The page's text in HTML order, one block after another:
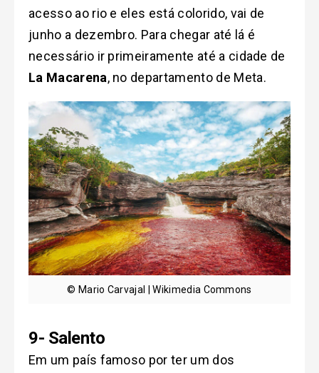
acesso ao rio e eles está colorido, vai de
junho a dezembro. Para chegar até lá é
necessário ir primeiramente até a cidade de
La Macarena, no departamento de Meta.
© Mario Carvajal | Wikimedia Commons
9- Salento
Em um país famoso por ter um dos